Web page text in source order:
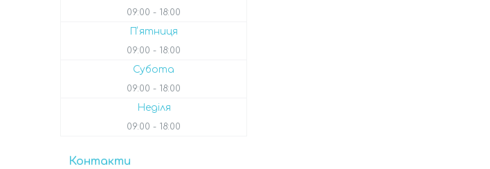
09:00 18:00
Пʼятниця
09:00 18:00
Субота
09:00 18:00
Неділя
09:00 18:00
Контакти